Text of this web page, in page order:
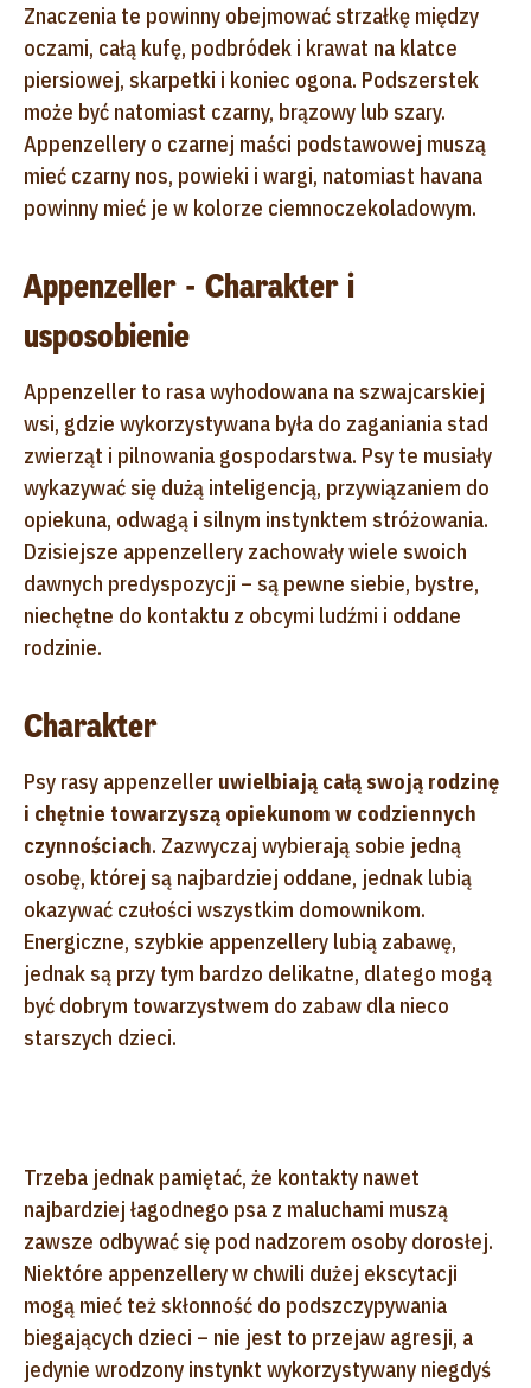
Znaczenia te powinny obejmować strzałkę między
oczami, całą kufę, podbródek i krawat na klatce
piersiowej, skarpetki i koniec ogona. Podszerstek
może być natomiast czarny, brązowy lub szary.
Appenzellery o czarnej maści podstawowej muszą
mieć czarny nos, powieki i wargi, natomiast havana
powinny mieć je w kolorze ciemnoczekoladowym.
Appenzeller - Charakter i
usposobienie
Appenzeller to rasa wyhodowana na szwajcarskiej
wsi, gdzie wykorzystywana była do zaganiania stad
zwierząt i pilnowania gospodarstwa. Psy te musiały
wykazywać się dużą inteligencją, przywiązaniem do
opiekuna, odwagą i silnym instynktem stróżowania.
Dzisiejsze appenzellery zachowały wiele swoich
dawnych predyspozycji – są pewne siebie, bystre,
niechętne do kontaktu z obcymi ludźmi i oddane
rodzinie.
Charakter
Psy rasy appenzeller uwielbiają całą swoją rodzinę
i chętnie towarzyszą opiekunom w codziennych
czynnościach. Zazwyczaj wybierają sobie jedną
osobę, której są najbardziej oddane, jednak lubią
okazywać czułości wszystkim domownikom.
Energiczne, szybkie appenzellery lubią zabawę,
jednak są przy tym bardzo delikatne, dlatego mogą
być dobrym towarzystwem do zabaw dla nieco
starszych dzieci.
Trzeba jednak pamiętać, że kontakty nawet
najbardziej łagodnego psa z maluchami muszą
zawsze odbywać się pod nadzorem osoby dorosłej.
Niektóre appenzellery w chwili dużej ekscytacji
mogą mieć też skłonność do podszczypywania
biegających dzieci – nie jest to przejaw agresji, a
jedynie wrodzony instynkt wykorzystywany niegdyś